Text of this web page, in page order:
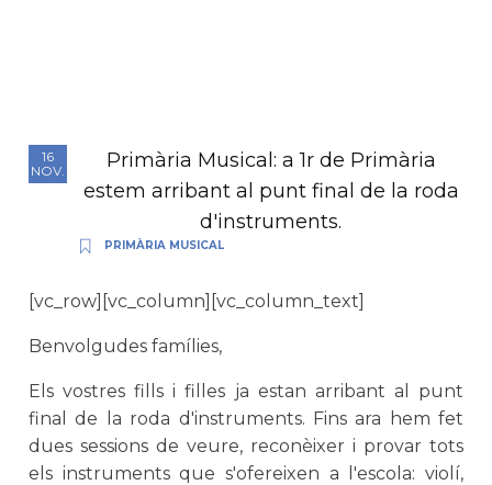
16
NOV.
Primària Musical: a 1r de Primària
estem arribant al punt final de la roda
d'instruments.
PRIMÀRIA MUSICAL
[vc_row][vc_column][vc_column_text]
Benvolgudes famílies,
Els vostres fills i filles ja estan arribant al punt
final de la roda d'instruments. Fins ara hem fet
dues sessions de veure, reconèixer i provar tots
els instruments que s'ofereixen a l'escola: violí,